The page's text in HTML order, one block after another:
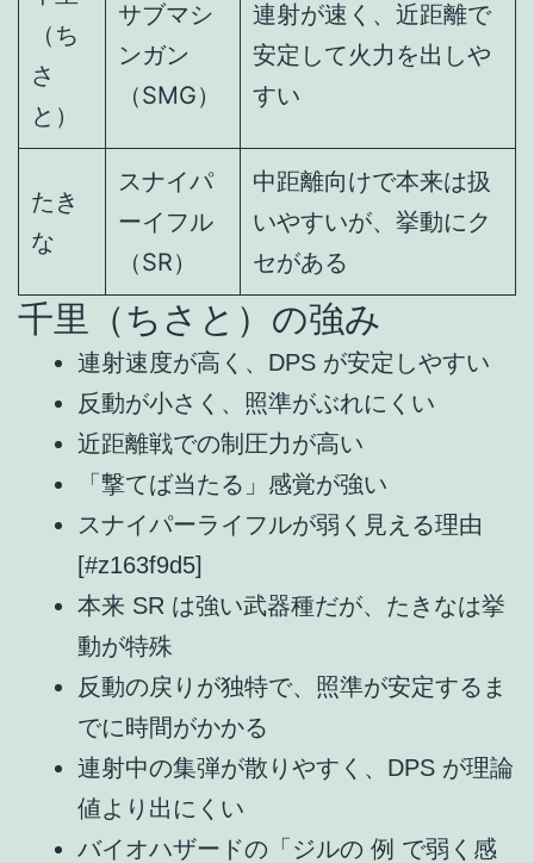
（ち
さ
と）
サブマシ
ンガン
（SMG）
連射が速く、近距離で
安定して火力を出しや
すい
たき
な
スナイパ
ーイフル
（SR）
中距離向けで本来は扱
いやすいが、挙動にク
セがある
千里（ちさと）の強み
連射速度が高く、DPS が安定しやすい
反動が小さく、照準がぶれにくい
近距離戦での制圧力が高い
「撃てば当たる」感覚が強い
スナイパーライフルが弱く見える理由
[#z163f9d5]
本来 SR は強い武器種だが、たきなは挙
動が特殊
反動の戻りが独特で、照準が安定するま
でに時間がかかる
連射中の集弾が散りやすく、DPS が理論
値より出にくい
バイオハザードの「ジルの 例 で弱く感